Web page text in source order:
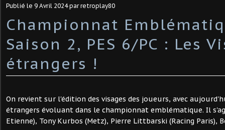
Publié le 9 Avril 2024par retroplay80
Championnat
Saison 2, PES 6/PC : Les
étrangers !
On revient sur l'édition des visages des joueurs, avec
étrangers évoluant dans le championnat emblématique. Il
Etienne), Tony Kurbos (Metz), Pierre Littbarski (Racing Paris),